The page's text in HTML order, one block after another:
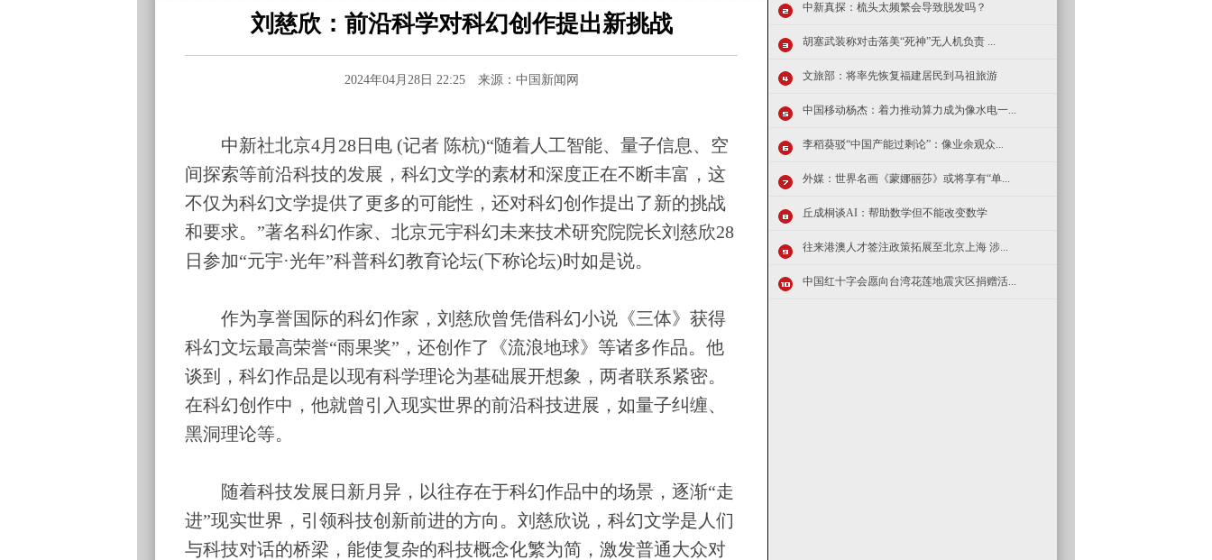
刘慈欣：前沿科学对科幻创作提出新挑战
2024年04月28日 22:25 来源：中国新闻网
中新社北京4月28日电 (记者 陈杭)“随着人工智能、量子信息、空
间探索等前沿科技的发展，科幻文学的素材和深度正在不断丰富，这
不仅为科幻文学提供了更多的可能性，还对科幻创作提出了新的挑战
和要求。”著名科幻作家、北京元宇科幻未来技术研究院院长刘慈欣28
日参加“元宇·光年”科普科幻教育论坛(下称论坛)时如是说。
作为享誉国际的科幻作家，刘慈欣曾凭借科幻小说《三体》获得
科幻文坛最高荣誉“雨果奖”，还创作了《流浪地球》等诸多作品。他
谈到，科幻作品是以现有科学理论为基础展开想象，两者联系紧密。
在科幻创作中，他就曾引入现实世界的前沿科技进展，如量子纠缠、
黑洞理论等。
随着科技发展日新月异，以往存在于科幻作品中的场景，逐渐“走
进”现实世界，引领科技创新前进的方向。刘慈欣说，科幻文学是人们
与科技对话的桥梁，能使复杂的科技概念化繁为简，激发普通大众对
中新真探：梳头太频繁会导致脱发吗？
胡塞武装称对击落美“死神”无人机负责 ...
文旅部：将率先恢复福建居民到马祖旅游
中国移动杨杰：着力推动算力成为像水电一...
李稻葵驳“中国产能过剩论”：像业余观众...
外媒：世界名画《蒙娜丽莎》或将享有“单...
丘成桐谈AI：帮助数学但不能改变数学
往来港澳人才签注政策拓展至北京上海 涉...
中国红十字会愿向台湾花莲地震灾区捐赠活...